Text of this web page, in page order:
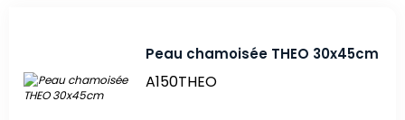
Peau chamoisée THEO 30x45cm
A150THEO